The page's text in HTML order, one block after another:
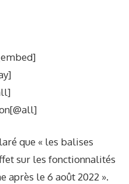
que « les balises
sur les fonctionnalités
après le 6 août 2022 ».